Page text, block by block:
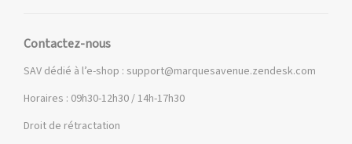
Contactez-nous
SAV dédié à l’e-shop : support@marquesavenue.zendesk.com
Horaires : 09h30-12h30 / 14h-17h30
Droit de rétractation